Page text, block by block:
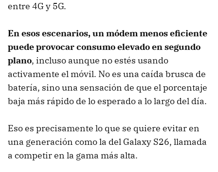
entre 4G y 5G.
En esos escenarios, un módem menos eficiente
puede provocar consumo elevado en segundo
plano, incluso aunque no estés usando
activamente el móvil. No es una caída brusca de
batería, sino una sensación de que el porcentaje
baja más rápido de lo esperado a lo largo del día.
Eso es precisamente lo que se quiere evitar en
una generación como la del Galaxy S26, llamada
a competir en la gama más alta.